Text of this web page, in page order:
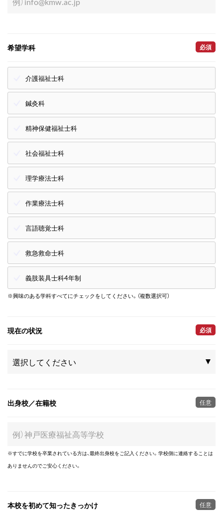
希望学科 必須
介護福祉士科
鍼灸科
精神保健福祉士科
社会福祉士科
理学療法士科
作業療法士科
言語聴覚士科
救急救命士科
義肢装具士科4年制
※興味のある学科すべてにチェックをしてください。（複数選択可）
現在の状況 必須
出身校／在籍校 任意
※すでに学校を卒業されている方は、最終出身校をご記入ください。学校側に連絡することは
ありませんのでご安心ください。
本校を初めて知ったきっかけ 任意